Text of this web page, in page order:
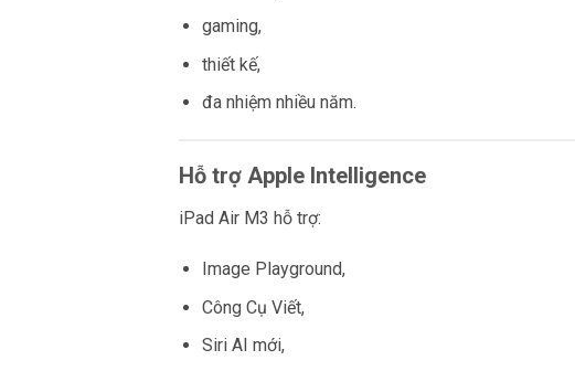
gaming,
thiết kế,
đa nhiệm nhiều năm.
Hỗ trợ Apple Intelligence
iPad Air M3 hỗ trợ:
Image Playground,
Công Cụ Viết,
Siri AI mới,